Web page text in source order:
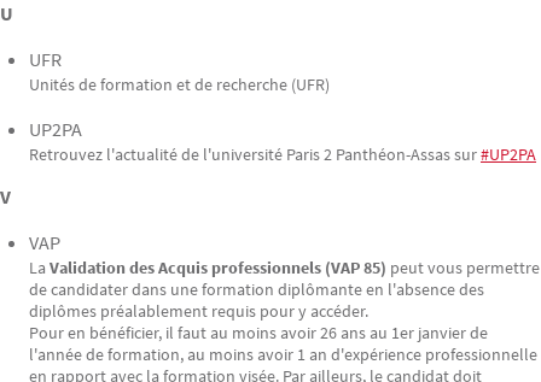
U
UFR
Unités de formation et de recherche (UFR)
UP2PA
Retrouvez l'actualité de l'université Paris 2 Panthéon-Assas sur#UP2PA
V
VAP
La Validation des Acquis professionnels (VAP 85) peut vous permettre
de candidater dans une formation diplômante en l'absence des
diplômes préalablement requis pour y accéder.
Pour en bénéficier, il faut au moins avoir 26 ans au 1er janvier de
l'année de formation, au moins avoir 1 an d'expérience professionnelle
en rapport avec la formation visée. Par ailleurs, le candidat doit